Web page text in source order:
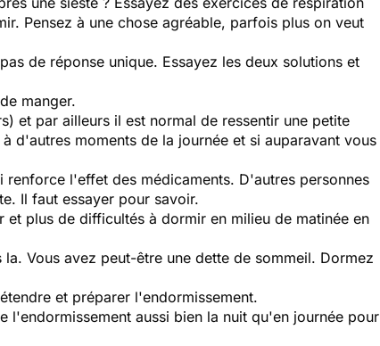
Pensez à une chose agréable, parfois plus on veut
de réponse unique. Essayez les deux solutions et
manger.
et par ailleurs il est normal de ressentir une petite
d'autres moments de la journée et si auparavant vous
l'effet des médicaments. D'autres personnes
Il faut essayer pour savoir.
plus de difficultés à dormir en milieu de matinée en
Vous avez peut-être une dette de sommeil. Dormez
et préparer l'endormissement.
l'endormissement aussi bien la nuit qu'en journée pour